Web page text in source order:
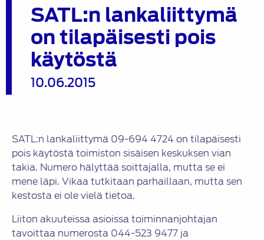
käytöstä
SATL:n lankaliittymä
on tilapäisesti pois
käytöstä
10.06.2015
SATL:n lankaliittymä 09-694 4724 on tilapäisesti
pois käytöstä toimiston sisäisen keskuksen vian
takia. Numero hälyttää soittajalla, mutta se ei
mene läpi. Vikaa tutkitaan parhaillaan, mutta sen
kestosta ei ole vielä tietoa.
Liiton akuuteissa asioissa toiminnanjohtajan
tavoittaa numerosta 044-523 9477 ja